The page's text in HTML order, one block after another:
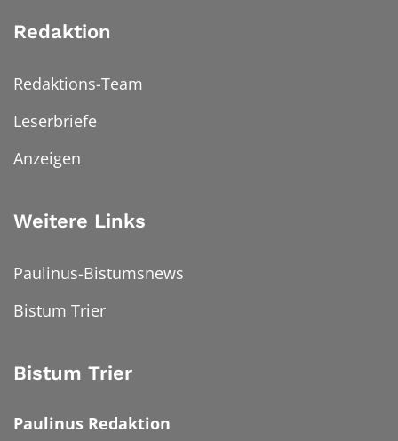
Redaktion
Redaktions-Team
Leserbriefe
Anzeigen
Weitere Links
Paulinus-Bistumsnews
Bistum Trier
Bistum Trier
Paulinus Redaktion